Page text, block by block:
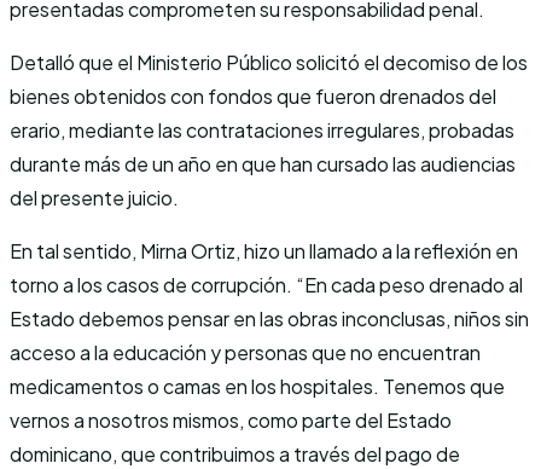
presentadas comprometen su responsabilidad penal.
Detalló que el Ministerio Público solicitó el decomiso de los
bienes obtenidos con fondos que fueron drenados del
erario, mediante las contrataciones irregulares, probadas
durante más de un año en que han cursado las audiencias
del presente juicio.
En tal sentido, Mirna Ortiz, hizo un llamado a la reflexión en
torno a los casos de corrupción. “En cada peso drenado al
Estado debemos pensar en las obras inconclusas, niños sin
acceso a la educación y personas que no encuentran
medicamentos o camas en los hospitales. Tenemos que
vernos a nosotros mismos, como parte del Estado
dominicano, que contribuimos a través del pago de